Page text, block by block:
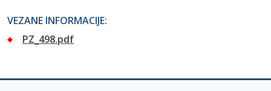
VEZANE INFORMACIJE:
PZ_498.pdf